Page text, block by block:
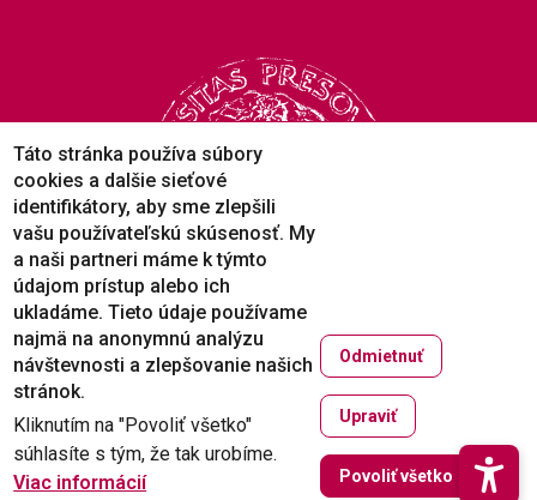
Copyright © 2005-2026
Prešovská univerzita v Prešove
Created by
ActivIT
Táto stránka používa súbory
cookies a dalšie sieťové
identifikátory, aby sme zlepšili
vašu používateľskú skúsenosť. My
a naši partneri máme k týmto
údajom prístup alebo ich
ukladáme. Tieto údaje používame
najmä na anonymnú analýzu
návštevnosti a zlepšovanie našich
stránok.
Kliknutím na "Povoliť všetko"
súhlasíte s tým, že tak urobíme.
Viac informácií
Odmietnuť
Upraviť
Povoliť všetko